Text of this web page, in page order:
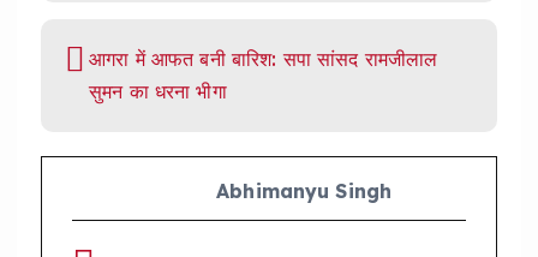
आगरा में आफत बनी बारिश: सपा सांसद रामजीलाल
सुमन का धरना भीगा
Abhimanyu Singh